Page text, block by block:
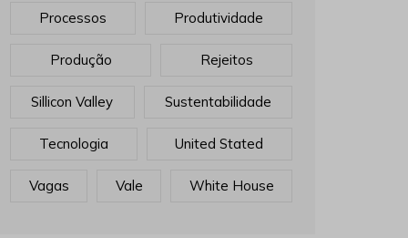
Processos Produtividade
Produção Rejeitos
Sillicon Valley Sustentabilidade
Tecnologia United Stated
Vagas Vale White House